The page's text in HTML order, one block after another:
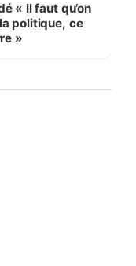
« Il faut qu’on
politique, ce
»